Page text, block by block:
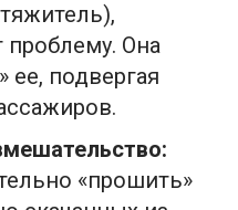
Она
ее, подвергая
«прошить»